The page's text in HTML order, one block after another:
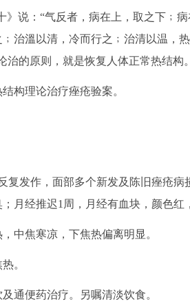
说：“气反者，病在上，取之下﹔
治溫以清，冷而行之﹔治清以温，
治的原则，就是恢复人体正常热结构。
构理论治疗痤疮验案。
发作，面部多个新发及陈旧痤疮
月经推迟1周，月经有血块，颜色红
中焦寒凉，下焦热偏离明显。
。
通便药治疗。另嘱清淡饮食。